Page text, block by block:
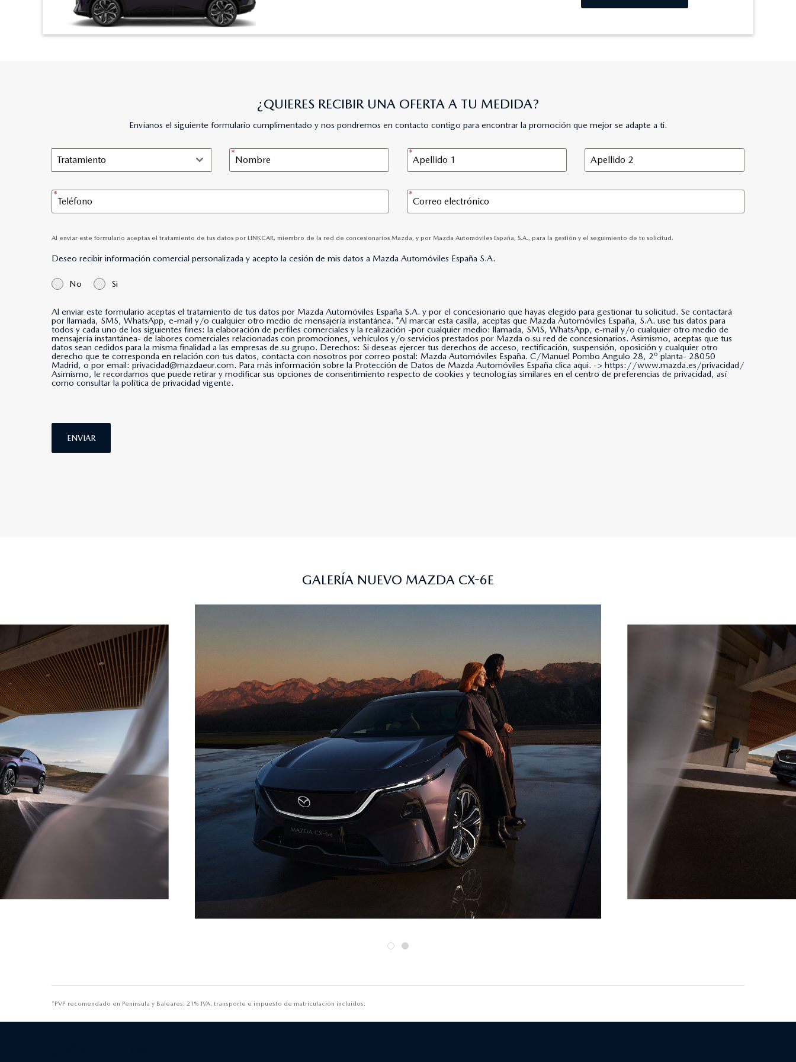
¿QUIERES RECIBIR UNA OFERTA A TU MEDIDA?
Envíanos el siguiente formulario cumplimentado y nos pondremos en contacto contigo para encontrar la promoción que mejor se adapte a ti.
Tratamiento
Al enviar este formulario aceptas el tratamiento de tus datos por LINKCAR, miembro de la red de concesionarios Mazda, y por Mazda Automóviles España, S.A., para la gestión y el seguimiento de tu solicitud.
Deseo recibir información comercial personalizada y acepto la cesión de mis datos a Mazda Automóviles España S.A.
No Si
Al enviar este formulario aceptas el tratamiento de tus datos por Mazda Automóviles España S.A. y por el concesionario que hayas elegido para gestionar tu solicitud. Se contactará
por llamada, SMS, WhatsApp, e-mail y/o cualquier otro medio de mensajería instantánea. *Al marcar esta casilla, aceptas que Mazda Automóviles España, S.A. use tus datos para
todos y cada uno de los siguientes fines: la elaboración de perfiles comerciales y la realización -por cualquier medio: llamada, SMS, WhatsApp, e-mail y/o cualquier otro medio de
mensajería instantánea- de labores comerciales relacionadas con promociones, vehículos y/o servicios prestados por Mazda o su red de concesionarios. Asimismo, aceptas que tus
datos sean cedidos para la misma finalidad a las empresas de su grupo. Derechos: Si deseas ejercer tus derechos de acceso, rectificación, suspensión, oposición y cualquier otro
derecho que te corresponda en relación con tus datos, contacta con nosotros por correo postal: Mazda Automóviles España. C/Manuel Pombo Angulo 28, 2º planta- 28050
Madrid, o por email: privacidad@mazdaeur.com. Para más información sobre la Protección de Datos de Mazda Automóviles España clica aqui. -> https://www.mazda.es/privacidad/
Asimismo, le recordamos que puede retirar y modificar sus opciones de consentimiento respecto de cookies y tecnologías similares en el centro de preferencias de privacidad, así
como consultar la política de privacidad vigente.
ENVIAR
GALERÍA NUEVO MAZDA CX-6E
*PVP recomendado en Península y Baleares. 21% IVA, transporte e impuesto de matriculación incluidos.